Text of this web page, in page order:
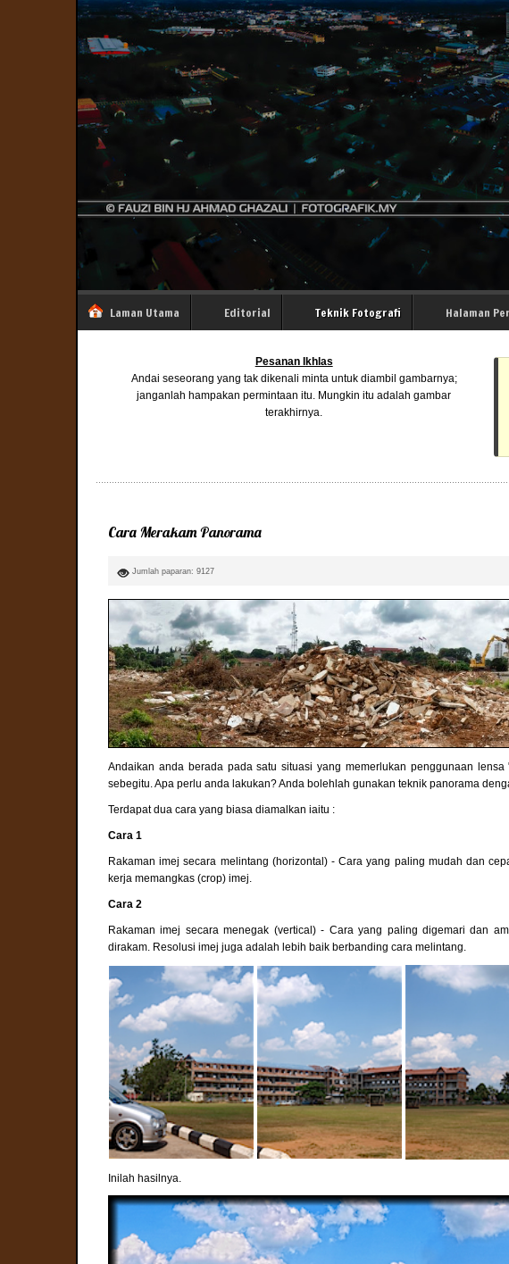
Laman Utama Editorial Teknik Fotografi Halaman
Pesanan Ikhlas
Andai seseorang yang tak dikenali minta untuk diambil gambarnya;
janganlah hampakan permintaan itu. Mungkin itu adalah gambar
terakhirnya.
Cara Merakam Panorama
Jumlah paparan: 9127
Andaikan anda berada pada satu situasi yang memerlukan penggunaan
sebegitu. Apa perlu anda lakukan? Anda bolehlah gunakan teknik panorama
Terdapat dua cara yang biasa diamalkan iaitu :
Cara 1
Rakaman imej secara melintang (horizontal) - Cara yang paling mudah dan
kerja memangkas (crop) imej.
Cara 2
Rakaman imej secara menegak (vertical) - Cara yang paling digemari dan
dirakam. Resolusi imej juga adalah lebih baik berbanding cara melintang.
Inilah hasilnya.